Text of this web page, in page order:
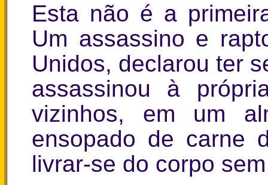
Esta não é a
Um assassino e
Unidos, declarou ter
assassinou à
vizinhos, em um
ensopado de carne
livrar-se do corpo